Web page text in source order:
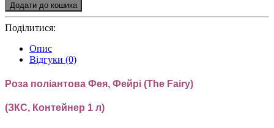
Додати до кошика
Поділитися:
Опис
Відгуки (0)
Роза поліантова Фея, Фейрі (The Fairy)
(ЗКС, Контейнер 1 л)